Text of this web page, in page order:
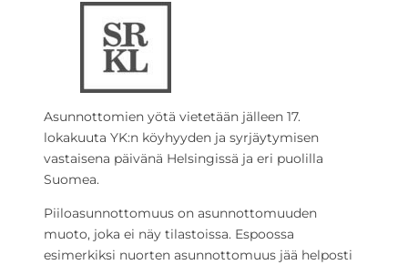
Asunnottomien yötä vietetään jälleen 17.
lokakuuta YK:n köyhyyden ja syrjäytymisen
vastaisena päivänä Helsingissä ja eri puolilla
Suomea.
Piiloasunnottomuus on asunnottomuuden
muoto, joka ei näy tilastoissa. Espoossa
esimerkiksi nuorten asunnottomuus jää helposti